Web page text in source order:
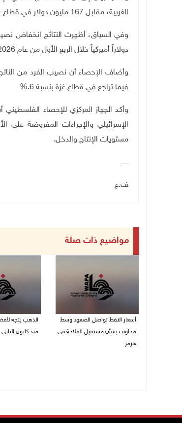
الغربية، مقابل 167 مليون دولار في قطاع غزة
دولاراً أميركياً خلال الربع الأول من عام 2026، مسجلاً تراجعاً بنسبة 9% مقارنة بالربع الرابع من عام 2025
فيما تراجع في قطاع غزة بنسبة 6
%.
وأكد الجهاز المركزي للإحصاء
الإسرائيلي والإجراءات المفروضة
مستويات الإنتاج والدخل.
ــــــــ
ف.ع
مواضيع ذات صلة
أسعار النفط تواصل الصعود وسط
مخاوف بشأن مستقبل الملاحة في
هرمز
الذهب يتجه
منذ كانون الثاني